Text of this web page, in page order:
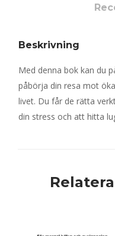
Beskrivning
Med denna bok kan du
påbörja din resa mot
livet. Du får de rätta
din stress och att hitta